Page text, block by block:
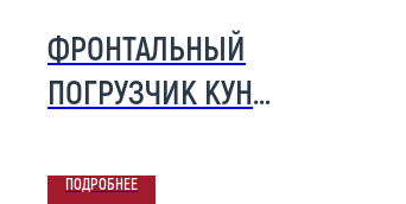
ФРОНТАЛЬНЫЙ
ПОГРУЗЧИК КУН
ПОДРОБНЕЕ